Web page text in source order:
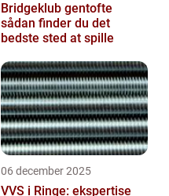
Bridgeklub gentofte
sådan finder du det
bedste sted at spille
06 december 2025
VVS i Ringe: ekspertise